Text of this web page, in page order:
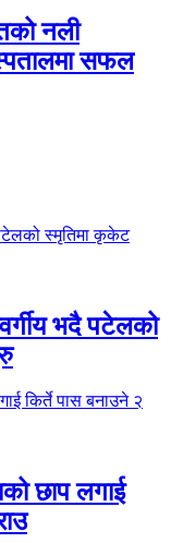
नली
सफल
भदै पटेलको
छाप लगाई